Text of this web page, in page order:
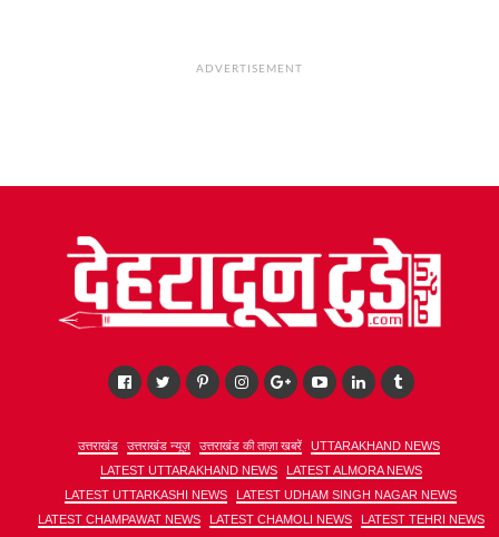
ADVERTISEMENT
उत्तराखंड उत्तराखंड न्यूज़ उत्तराखंड की ताज़ा खबरें
UTTARAKHAND NEWS
LATEST UTTARAKHAND NEWS
LATEST ALMORA NEWS
LATEST UTTARKASHI NEWS
LATEST UDHAM SINGH NAGAR NEWS
LATEST CHAMPAWAT NEWS
LATEST CHAMOLI NEWS
LATEST TEHRI NEWS